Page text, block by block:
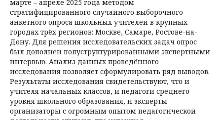
марте – апреле 2025 года методом
стратифицированного случайного выборочного
анкетного опроса школьных учителей в крупных
городах трёх регионов: Москве, Самаре, Ростове-на-
Дону. Для решения исследовательских задач опрос
был дополнен полуструктурированными экспертными
интервью. Анализ данных проведённого
исследования позволяет сформулировать ряд выводов.
Результаты исследования свидетельствуют, что и
учителя начальных классов, и педагоги среднего
уровня школьного образования, и эксперты-
организаторы с огромным опытом педагогической